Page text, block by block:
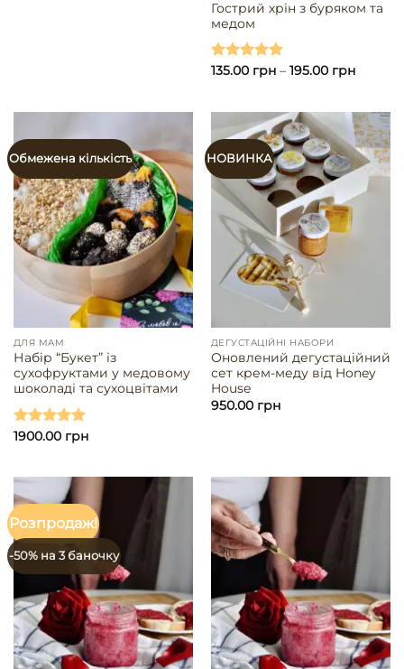
Гострий хрін з буряком та
медом
Оцінено в
135.00 грн– 195.00 грн
Обмежена кількість
ДЛЯ МАМ
Набір “Букет” із
сухофруктами у медовому
шоколаді та сухоцвітами
Оцінено в
1900.00 грн
НОВИНКА
ДЕГУСТАЦІЙНІ НАБОРИ
Оновлений дегустаційний
сет крем-меду від Honey
House
950.00 грн
Розпродаж!
-50% на 3 баночку